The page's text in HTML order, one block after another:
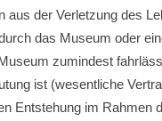
aus der Verletzung des
das Museum oder
zumindest
ist (wesentliche
Entstehung im Rahmen